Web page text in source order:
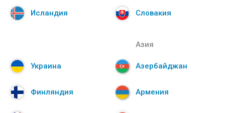
Исландия Словакия
Украина
Финляндия
Азия
Азербайджан
Армения